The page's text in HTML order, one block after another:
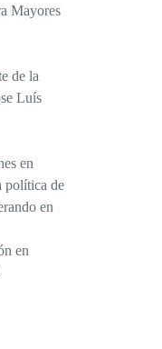
Mayores
de la
Luís
en
política de
en
en